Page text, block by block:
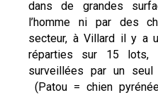
dans de grandes
l’homme ni par des
secteur, à Villard il y a
réparties sur 15
surveillées par un
(Patou = chien